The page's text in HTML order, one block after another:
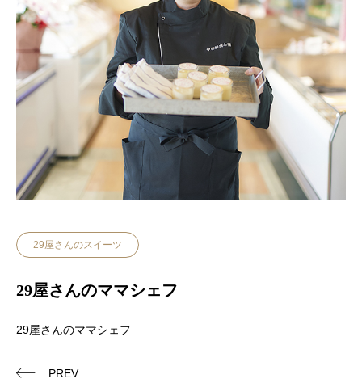
29屋さんのスイーツ
29屋さんのママシェフ
29屋さんのママシェフ
PREV